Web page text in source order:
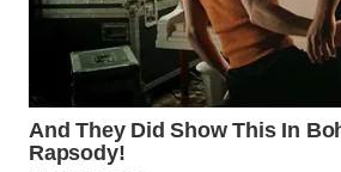
WAHANA
ADVOKAT
INFRASTRUKTUR